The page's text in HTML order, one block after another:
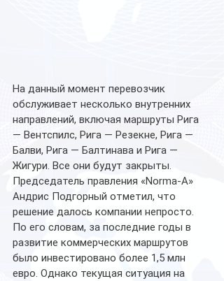
На данный момент перевозчик
обслуживает несколько внутренних
направлений, включая маршруты Рига
— Вентспилс, Рига — Резекне, Рига —
Балви, Рига — Балтинава и Рига —
Жигури. Все они будут закрыты.
Председатель правления «Norma-A»
Андрис Подгорный отметил, что
решение далось компании непросто.
По его словам, за последние годы в
развитие коммерческих маршрутов
было инвестировано более 1,5 млн
евро. Однако текущая ситуация на